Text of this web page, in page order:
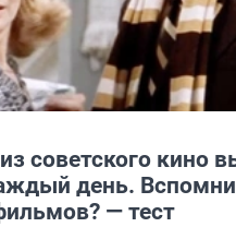
советского кино
день.
— тест